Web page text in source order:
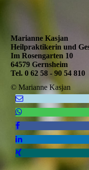
Marianne Kasjan
Heilpraktikerin und
Im Rosengarten 10
64579 Gernsheim
Tel. 0 62 58 - 90 54 810
© Marianne Kasjan